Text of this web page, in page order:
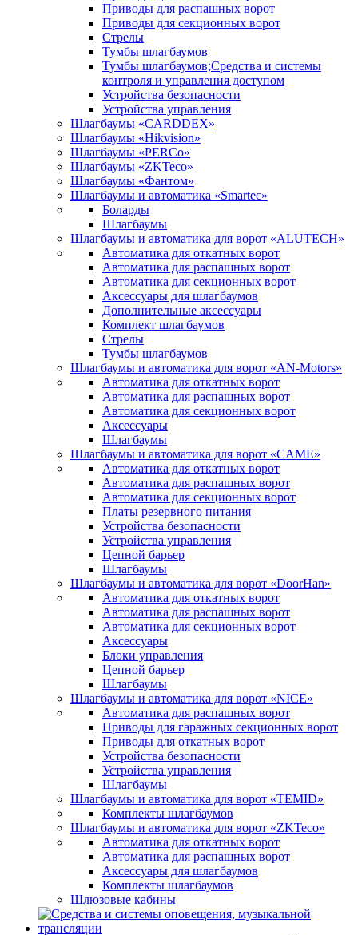
Приводы для распашных ворот
Приводы для секционных ворот
Стрелы
Тумбы шлагбаумов
Тумбы шлагбаумов;Средства и системы
контроля и управления доступом
Устройства безопасности
Устройства управления
Шлагбаумы «CARDDEX»
Шлагбаумы «Hikvision»
Шлагбаумы «PERCo»
Шлагбаумы «ZKTeco»
Шлагбаумы «Фантом»
Шлагбаумы и автоматика «Smartec»
Боларды
Шлагбаумы
Шлагбаумы и автоматика для ворот «ALUTECH»
Автоматика для откатных ворот
Автоматика для распашных ворот
Автоматика для секционных ворот
Аксессуары для шлагбаумов
Дополнительные аксессуары
Комплект шлагбаумов
Стрелы
Тумбы шлагбаумов
Шлагбаумы и автоматика для ворот «AN-Motors»
Автоматика для откатных ворот
Автоматика для распашных ворот
Автоматика для секционных ворот
Аксессуары
Шлагбаумы
Шлагбаумы и автоматика для ворот «CAME»
Автоматика для откатных ворот
Автоматика для распашных ворот
Автоматика для секционных ворот
Платы резервного питания
Устройства безопасности
Устройства управления
Цепной барьер
Шлагбаумы
Шлагбаумы и автоматика для ворот «DoorHan»
Автоматика для откатных ворот
Автоматика для распашных ворот
Автоматика для секционных ворот
Аксессуары
Блоки управления
Цепной барьер
Шлагбаумы
Шлагбаумы и автоматика для ворот «NICE»
Автоматика для распашных ворот
Приводы для гаражных секционных ворот
Приводы для откатных ворот
Устройства безопасности
Устройства управления
Шлагбаумы
Шлагбаумы и автоматика для ворот «TEMID»
Комплекты шлагбаумов
Шлагбаумы и автоматика для ворот «ZKTeco»
Автоматика для откатных ворот
Автоматика для распашных ворот
Аксессуары для шлагбаумов
Комплекты шлагбаумов
Шлюзовые кабины